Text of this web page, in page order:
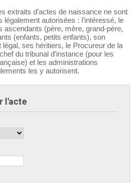
extraits d’actes de naissance ne sont
légalement autorisées : l’intéressé, le
ascendants (père, mère, grand-père,
(enfants, petits enfants), son
ses héritiers, le Procureur de la
du tribunal d’instance (pour les
et les administrations
les y autorisent.
l'acte